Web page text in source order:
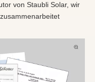
von Staubli Solar, wir